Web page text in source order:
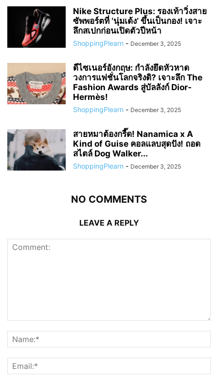
Nike Structure Plus: รองเท้าวิ่งสาย
ซัพพอร์ตที่ ‘นุ่มเด้ง’ ขึ้นเป็นกอง! เจาะ
ลึกสเปกก่อนเปิดตัวปีหน้า
ShoppingPlearn - December 3, 2025
ดีไซเนอร์อังกฤษ: กำลังยึดหัวหาด
วงการแฟชั่นโลกจริงดิ? เจาะลึก The
Fashion Awards สู่บัลลังก์ Dior-
Hermès!
ShoppingPlearn - December 3, 2025
สายหมาต้องกรี๊ด! Nanamica x A
Kind of Guise คอลแลบสุดปัง! ถอด
สไตล์ Dog Walker...
ShoppingPlearn - December 3, 2025
NO COMMENTS
LEAVE A REPLY